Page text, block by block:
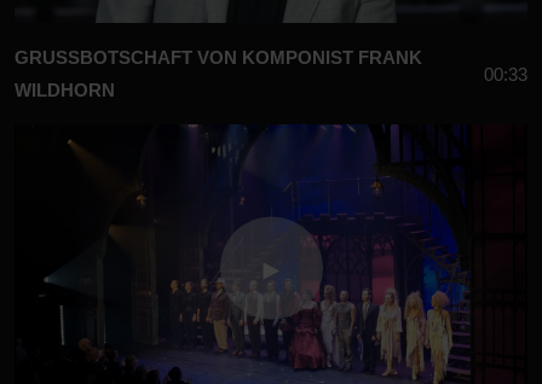
GRUSSBOTSCHAFT VON KOMPONIST FRANK W
ILDHORN
00:33